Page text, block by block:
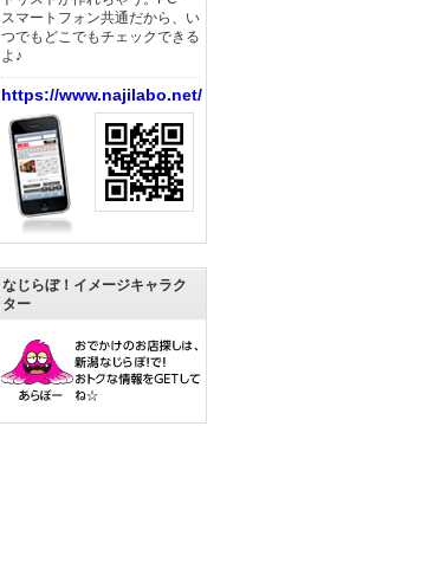
スマートフォン共通だから、い
つでもどこでもチェックできる
よ♪
https://www.najilabo.net/
なじらぼ！イメージキャラク
ター